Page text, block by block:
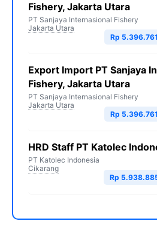
Fishery, Jakarta Utara
PT Sanjaya Internasional Fishery
Jakarta Utara
Rp 5.396.761
Export Import PT Sanjaya
Fishery, Jakarta Utara
PT Sanjaya Internasional Fishery
Jakarta Utara
Rp 5.396.761
HRD Staff PT Katolec
PT Katolec Indonesia
Cikarang
Rp